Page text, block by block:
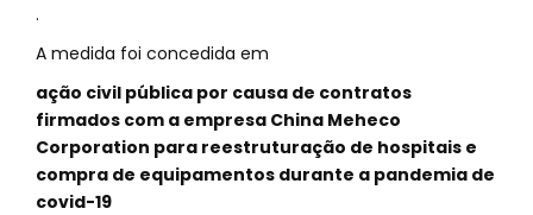
.
A medida foi concedida em
ação civil pública por causa de contratos
firmados com a empresa China Meheco
Corporation para reestruturação de hospitais e
compra de equipamentos durante a pandemia de
covid-19